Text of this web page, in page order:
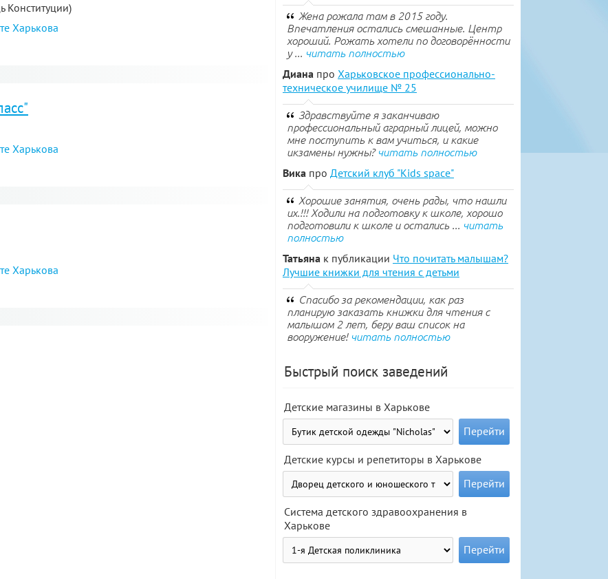
Конституции)
Харькова
Харькова
Харькова
Жена рожала там в 2015 году.
Впечатления остались смешанные. Центр
хороший. Рожать хотели по договорённости
у ... читать полностью
Диана про Харьковское профессионально-
техническое училище № 25
Здравствуйте я заканчиваю
профессиональный аграрный лицей, можно
мне поступить к вам учиться, и какие
икзамены нужны? читать полностью
Вика про Детский клуб "Kids space"
Хорошие занятия, очень рады, что нашли
их.!!! Ходили на подготовку к школе, хорошо
подготовили к школе и остались ... читать
полностью
Татьяна к публикации Что почитать малышам?
Лучшие книжки для чтения с детьми
Спасибо за рекомендации, как раз
планирую заказать книжки для чтения с
малышом 2 лет, беру ваш список на
вооружение! читать полностью
Быстрый поиск заведений
Детские магазины в Харькове
Детские курсы и репетиторы в Харькове
Система детского здравоохранения в
Харькове